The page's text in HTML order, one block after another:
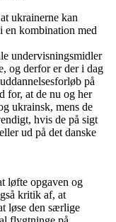
ukrainerne kan
en kombination med
undervisningsmidler
og derfor er der i dag
på
for, at de nu og her
ukrainsk, mens de
hvis de på sigt
ud på det danske
løfte opgaven og
kritik af, at
løse den særlige